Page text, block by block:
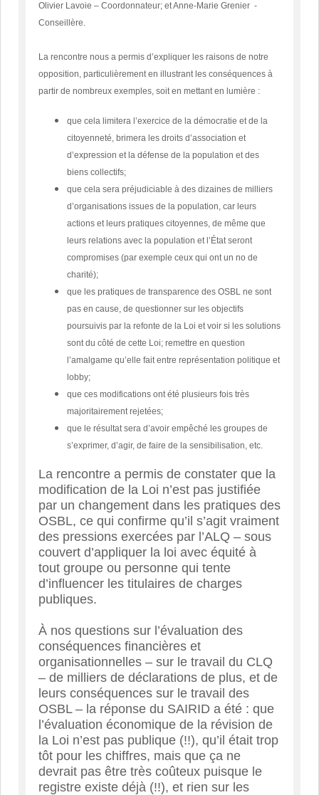
Olivier Lavoie – Coordonnateur; et Anne-Marie Grenier -
Conseillère.
La rencontre nous a permis d’expliquer les raisons de notre
opposition, particulièrement en illustrant les conséquences à
partir de nombreux exemples, soit en mettant en lumière :
que cela limitera l’exercice de la démocratie et de la
citoyenneté, brimera les droits d’association et
d’expression et la défense de la population et des
biens collectifs;
que cela sera préjudiciable à des dizaines de milliers
d’organisations issues de la population, car leurs
actions et leurs pratiques citoyennes, de même que
leurs relations avec la population et l’État seront
compromises (par exemple ceux qui ont un no de
charité);
que les pratiques de transparence des OSBL ne sont
pas en cause, de questionner sur les objectifs
poursuivis par la refonte de la Loi et voir si les solutions
sont du côté de cette Loi; remettre en question
l’amalgame qu’elle fait entre représentation politique et
lobby;
que ces modifications ont été plusieurs fois très
majoritairement rejetées;
que le résultat sera d’avoir empêché les groupes de
s’exprimer, d’agir, de faire de la sensibilisation, etc.
La rencontre a permis de constater que la
modification de la Loi n’est pas justifiée
par un changement dans les pratiques des
OSBL, ce qui confirme qu’il s’agit vraiment
des pressions exercées par l’ALQ – sous
couvert d’appliquer la loi avec équité à
tout groupe ou personne qui tente
d’influencer les titulaires de charges
publiques.
À nos questions sur l’évaluation des
conséquences financières et
organisationnelles – sur le travail du CLQ
– de milliers de déclarations de plus, et de
leurs conséquences sur le travail des
OSBL – la réponse du SAIRID a été : que
l’évaluation économique de la révision de
la Loi n’est pas publique (!!), qu’il était trop
tôt pour les chiffres, mais que ça ne
devrait pas être très coûteux puisque le
registre existe déjà (!!), et rien sur les